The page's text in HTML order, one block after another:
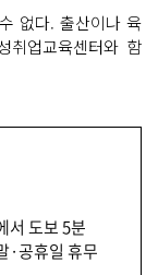
없다. 출산이나 육
취업교육센터와 함
서 도보 5분
·공휴일 휴무